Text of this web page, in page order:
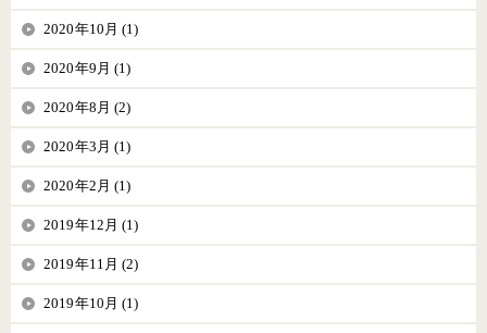
2020年10月 (1)
2020年9月 (1)
2020年8月 (2)
2020年3月 (1)
2020年2月 (1)
2019年12月 (1)
2019年11月 (2)
2019年10月 (1)